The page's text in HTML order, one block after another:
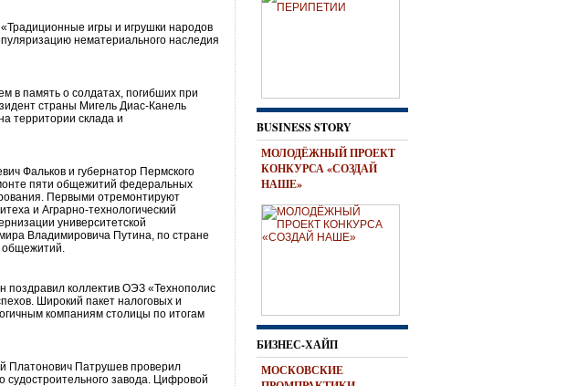
«Традиционные игры и игрушки народов
нематериального наследия
в память о солдатах, погибших при
страны Мигель Диас-Канель
территории склада и
Фальков и губернатор Пермского
пяти общежитий федеральных
Первыми отремонтируют
и Аграрно-технологический
университетской
Владимировича Путина, по стране
общежитий.
поздравил коллектив ОЭЗ «Технополис
Широкий пакет налоговых и
компаниям столицы по итогам
Платонович Патрушев проверил
судостроительного завода. Цифровой
BUSINESS STORY
МОЛОДЁЖНЫЙ ПРОЕКТ
КОНКУРСА «СОЗДАЙ
НАШЕ»
БИЗНЕС-ХАЙП
МОСКОВСКИЕ